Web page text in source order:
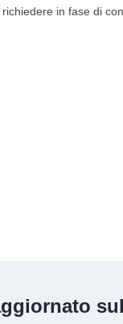
in fase di